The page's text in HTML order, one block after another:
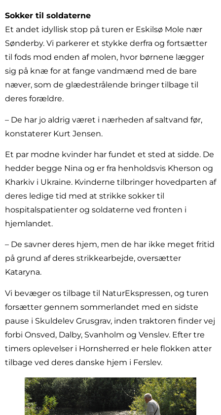
Sokker til soldaterne
Et andet idyllisk stop på turen er Eskilsø Mole nær
Sønderby. Vi parkerer et stykke derfra og fortsætter
til fods mod enden af molen, hvor børnene lægger
sig på knæ for at fange vandmænd med de bare
næver, som de glædestrålende bringer tilbage til
deres forældre.
– De har jo aldrig været i nærheden af saltvand før,
konstaterer Kurt Jensen.
Et par modne kvinder har fundet et sted at sidde. De
hedder begge Nina og er fra henholdsvis Kherson og
Kharkiv i Ukraine. Kvinderne tilbringer hovedparten af
deres ledige tid med at strikke sokker til
hospitalspatienter og soldaterne ved fronten i
hjemlandet.
– De savner deres hjem, men de har ikke meget fritid
på grund af deres strikkearbejde, oversætter
Kataryna.
Vi bevæger os tilbage til NaturEkspressen, og turen
forsætter gennem sommerlandet med en sidste
pause i Skuldelev Grusgrav, inden traktoren finder vej
forbi Onsved, Dalby, Svanholm og Venslev. Efter tre
timers oplevelser i Hornsherred er hele flokken atter
tilbage ved deres danske hjem i Ferslev.